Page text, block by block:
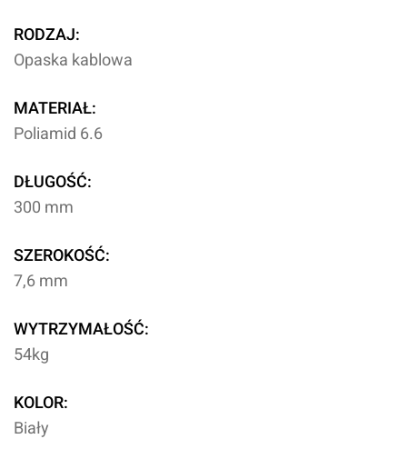
RODZAJ:
Opaska kablowa
MATERIAŁ:
Poliamid 6.6
DŁUGOŚĆ:
300 mm
SZEROKOŚĆ:
7,6 mm
WYTRZYMAŁOŚĆ:
54kg
KOLOR:
Biały